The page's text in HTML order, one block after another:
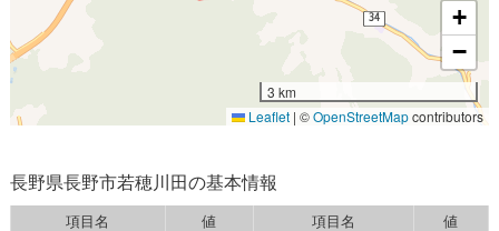
+
−
3 km
Leaflet | ©OpenStreetMapcontributors
長野県長野市若穂川田の基本情報
項目名 値 項目名
値